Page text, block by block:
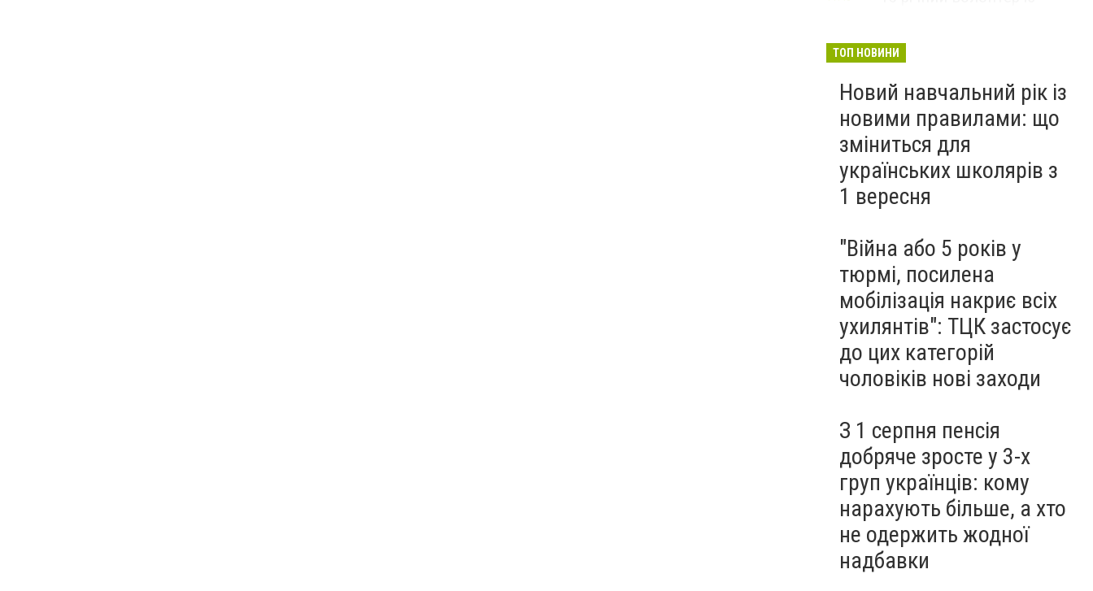
(ФОТО)
ТОП НОВИНИ
Новий навчальний рік із
новими правилами: що
зміниться для
українських школярів з
1 вересня
"Війна або 5 років у
тюрмі, посилена
мобілізація накриє всіх
ухилянтів": ТЦК застосує
до цих категорій
чоловіків нові заходи
З 1 серпня пенсія
добряче зросте у 3-х
груп українців: кому
нарахують більше, а хто
не одержить жодної
надбавки